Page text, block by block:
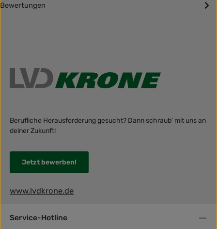
Bewertungen
Berufliche Herausforderung gesucht? Dann schraub' mit uns an
deiner Zukunft!
Jetzt bewerben!
www.lvdkrone.de
Service-Hotline